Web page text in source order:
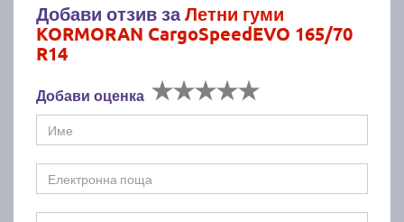
Добави отзив заЛетни гуми
KORMORAN CargoSpeedEVO 165/70
R14
Добави оценка